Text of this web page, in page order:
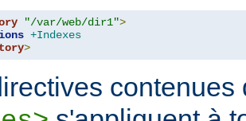
"/var/web/dir1">
+Indexes
>
contenues